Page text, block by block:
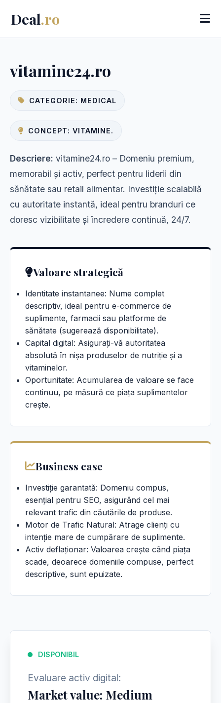
Deal.ro
vitamine24.ro
CATEGORIE: MEDICAL
CONCEPT: VITAMINE.
Descriere: vitamine24.ro – Domeniu premium,
memorabil și activ, perfect pentru liderii din
sănătate sau retail alimentar. Investiție scalabilă
cu autoritate instantă, ideal pentru branduri ce
doresc vizibilitate și încredere continuă, 24/7.
Valoare strategică
Identitate instantanee: Nume complet
descriptiv, ideal pentru e-commerce de
suplimente, farmacii sau platforme de
sănătate (sugerează disponibilitate).
Capital digital: Asigurați-vă autoritatea
absolută în nișa produselor de nutriție și a
vitaminelor.
Oportunitate: Acumularea de valoare se face
continuu, pe măsură ce piața suplimentelor
crește.
Business case
Investiție garantată: Domeniu compus,
esențial pentru SEO, asigurând cel mai
relevant trafic din căutările de produse.
Motor de Trafic Natural: Atrage clienți cu
intenție mare de cumpărare de suplimente.
Activ deflaționar: Valoarea crește când piața
scade, deoarece domeniile compuse, perfect
descriptive, sunt epuizate.
DISPONIBIL
Evaluare activ digital:
Market value: Medium